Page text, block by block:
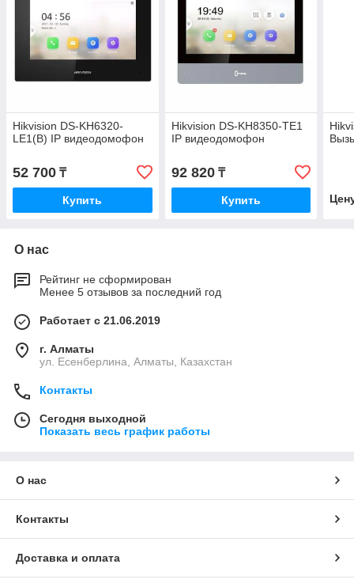
Hikvision DS-KH6320-
LE1(B) IP видеодомофон
52 700 ₸
Купить
Hikvision DS-KH8350-TE1
IP видеодомофон
92 820₸
Купить
О нас
Рейтинг не сформирован
Менее 5 отзывов за последний год
Работает с 21.06.2019
г. Алматы
ул. Есенберлина, Алматы, Казахстан
Контакты
Сегодня выходной
Показать весь график работы
О нас
Контакты
Доставка и оплата